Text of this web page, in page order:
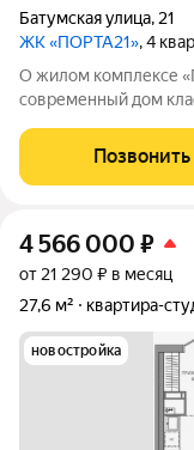
Батумская улица, 21
ЖК «ПОРТА21», 4
О жилом комплексе
современный дом
баланс между
Виды на Каму и
Позвонить
4 566 000 ₽
от 21 290 ₽ в месяц
27,6 м²
квартира-
новостройка